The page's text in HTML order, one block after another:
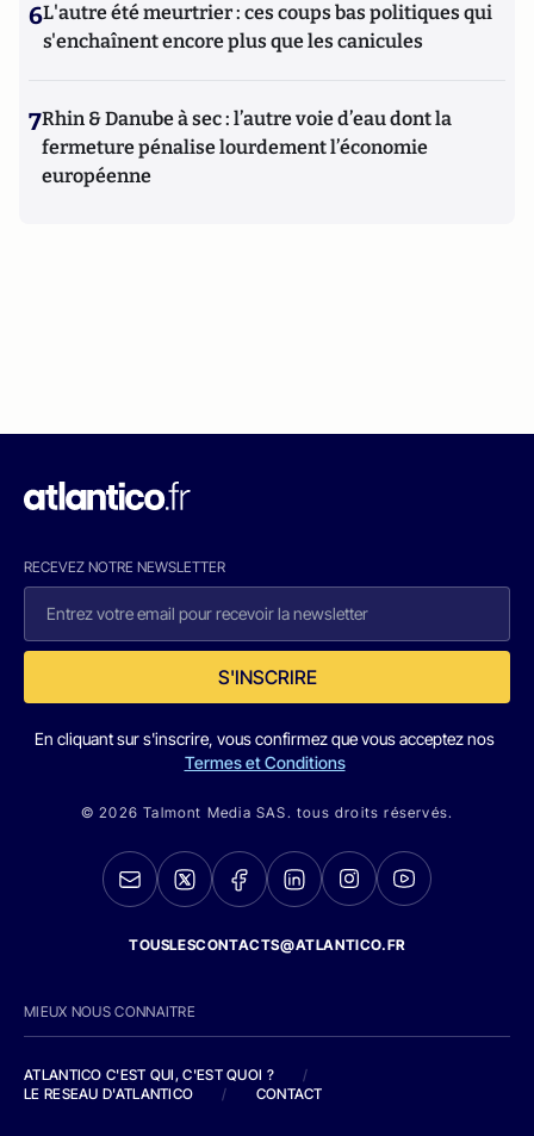
6L'autre été meurtrier : ces coups bas politiques qui
s'enchaînent encore plus que les canicules
7Rhin & Danube à sec : l’autre voie d’eau dont la
fermeture pénalise lourdement l’économie
européenne
RECEVEZ NOTRE NEWSLETTER
S'INSCRIRE
En cliquant sur s'inscrire, vous confirmez que vous acceptez nos
Termes et Conditions
© 2026 Talmont Media SAS. tous droits réservés.
TOUSLESCONTACTS@ATLANTICO.FR
MIEUX NOUS CONNAITRE
ATLANTICO C'EST QUI, C'EST QUOI ?
/
LE RESEAU D'ATLANTICO
/ CONTACT